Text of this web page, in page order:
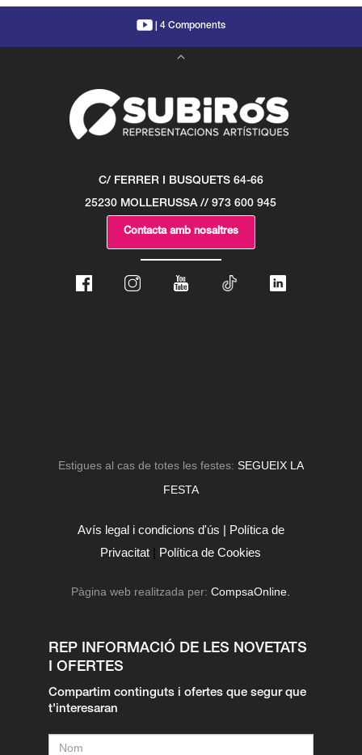
4 Components
C/ FERRER I BUSQUETS 64-66
25230 MOLLERUSSA // 973 600 945
Contacta amb nosaltres
Estigues al cas de totes les festes: SEGUEIX LA
FESTA
Avís legal i condicions d'ús | Política de
Privacitat | Política de Cookies
Pàgina web realitzada per:CompsaOnline.
REP INFORMACIÓ DE LES NOVETATS
I OFERTES
Compartim continguts i ofertes que segur que
t'interesaran